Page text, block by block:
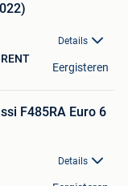
Details
Eergisteren
F485RA Euro 6
Details